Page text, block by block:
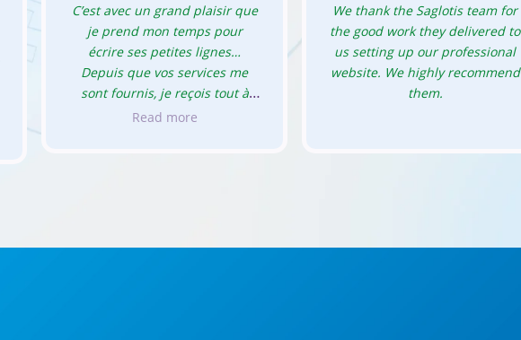
C’est avec un grand plaisir que
je prend mon temps pour
écrire ses petites lignes…
Depuis que vos services me
sont fournis, je reçois tout à
temps et surtout cette
Read more
We thank the Saglotis team for
the good work they delivered to
us setting up our professional
website. We highly recommend
them.